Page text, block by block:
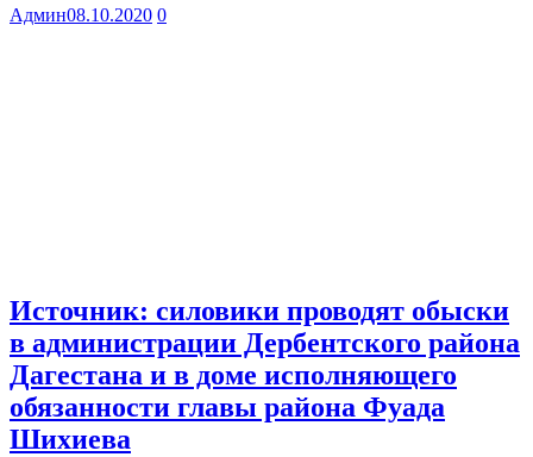
Админ08.10.2020 0
Источник: силовики проводят обыски
в администрации Дербентского района
Дагестана и в доме исполняющего
обязанности главы района Фуада
Шихиева